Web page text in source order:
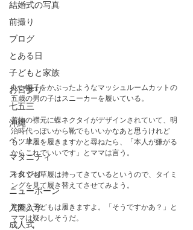
結婚式の写真
前撮り
ブログ
とある日
子どもと家族
お宮参り
七五三
沖縄
ペット
マタニティ
スタジオ
ニューボーン
入園入学
成人式
丸い帽子をかぶったようなマッシュルームカットの
五歳の男の子はスニーカーを履いている。
着物の襟元に蝶ネクタイがデザインされていて、明
治時代っぽいから靴でもいいかなあと思うけれど
も、草履を履きますかと尋ねたら、「本人が嫌がる
からこれでいいです」とママは言う。
それでも草履は持ってきているというので、タイミ
ングを見て履き替えてさせてみよう。
意外と子どもは履きますよ。「そうですかあ？」と
ママは疑わしそうだ。